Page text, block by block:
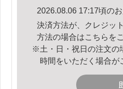
2026.08.06 17:17頃のお
決済方法が、クレジッ
方法の場合はこちら を
※土・日・祝日の注文の
時間をいただく場合が